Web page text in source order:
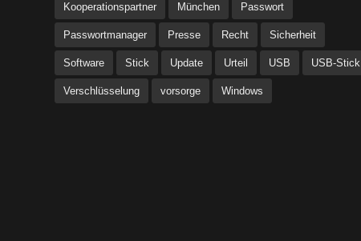
Kooperationspartner München Passwort
Passwortmanager Presse Recht Sicherheit
Software Stick Update Urteil USB USB-Stick
Verschlüsselung vorsorge Windows